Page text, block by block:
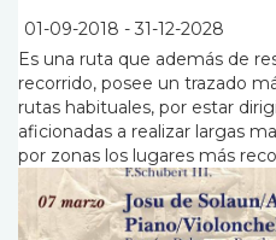
01-09-2018 - 31-12-2028
Es una ruta que además de
recorrido, posee un trazado
rutas habituales, por estar
aficionadas a realizar largas
por zonas los lugares más